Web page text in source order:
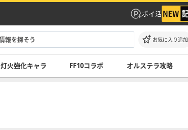
ポイ活
お気に入り追加
灯火強化キャラ FF10コラボ オルステラ攻略